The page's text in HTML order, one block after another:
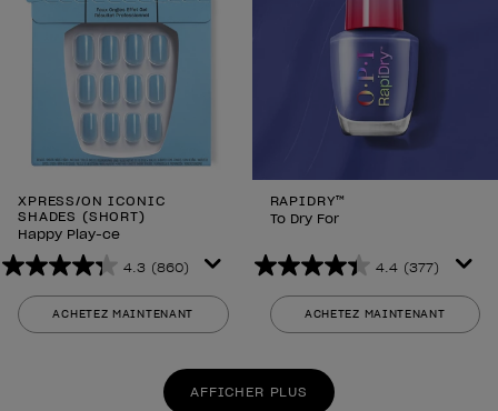
XPRESS/ON ICONIC
SHADES (SHORT)
Happy Play-ce
4.3 (860)
4.3
sur
5
ACHETEZ MAINTENANT
RAPIDRY™
To Dry For
4.4 (377)
4.4
sur
5
377
avis
ACHETEZ MAINTENANT
AFFICHER PLUS